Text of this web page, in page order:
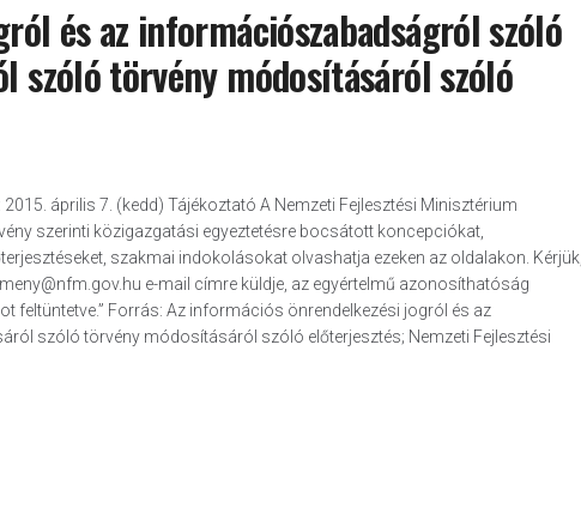
és az információszabadságról szóló
szóló törvény módosításáról szóló
április 7. (kedd) Tájékoztató A Nemzeti Fejlesztési Minisztérium
szerinti közigazgatási egyeztetésre bocsátott koncepciókat,
szakmai indokolásokat olvashatja ezeken az oldalakon. Kérjük,
e-mail címre küldje, az egyértelmű azonosíthatóság
feltüntetve.” Forrás: Az információs önrendelkezési jogról és az
szóló törvény módosításáról szóló előterjesztés; Nemzeti Fejlesztési